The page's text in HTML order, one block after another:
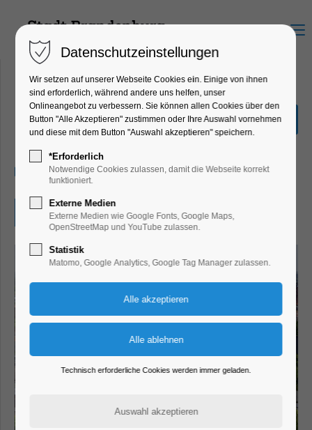
Menu
Orgelmusik am Mittag
Konzert, Musik
27.06.2025, 12:00–12:30
Eintritt frei
Datenschutzeinstellungen
Wir setzen auf unserer Webseite Cookies ein. Einige von ihnen
sind erforderlich, während andere uns helfen, unser
Onlineangebot zu verbessern. Sie können allen Cookies über den
Button "Alle Akzeptieren" zustimmen oder Ihre Auswahl vornehmen
und diese mit dem Button "Auswahl akzeptieren" speichern.
*Erforderlich
Notwendige Cookies zulassen, damit die Webseite korrekt
funktioniert.
Externe Medien
Externe Medien wie Google Fonts, Google Maps,
OpenStreetMap und YouTube zulassen.
Statistik
Matomo, Google Analytics, Google Tag Manager zulassen.
Technisch erforderliche Cookies werden immer geladen.